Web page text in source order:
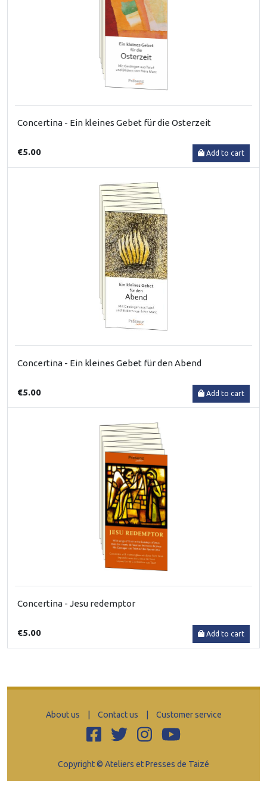
Concertina - Ein kleines Gebet für die Osterzeit
€5.00 Add to cart
Concertina - Ein kleines Gebet für den Abend
€5.00 Add to cart
Concertina - Jesu redemptor
€5.00 Add to cart
About us Contact us Customer service
Copyright © Ateliers et Presses de Taizé